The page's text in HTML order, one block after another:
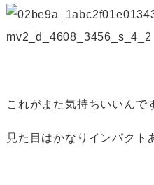
これがまた気持ちいいんで
見た目はかなりインパクト